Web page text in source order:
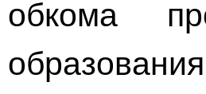
обкома